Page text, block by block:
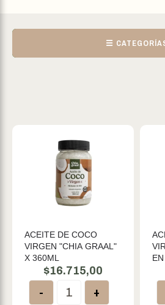
☰
ACEITE DE COCO
VIRGEN "CHIA GRAAL"
X 360ML
$16.715,00
- +